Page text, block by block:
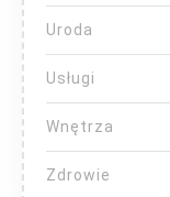
Uroda
Usługi
Wnętrza
Zdrowie